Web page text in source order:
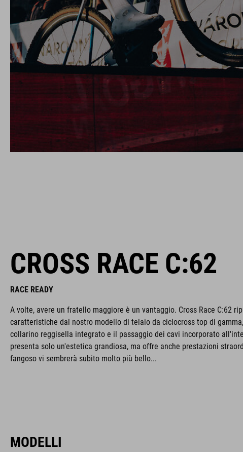
CROSS RACE C:62
RACE READY
A volte, avere un fratello maggiore è un vantaggio. Cross Race C:62
caratteristiche dal nostro modello di telaio da ciclocross top di
collarino reggisella integrato e il passaggio dei cavi incorporato
presenta solo un'estetica grandiosa, ma offre anche prestazioni
fangoso vi sembrerà subito molto più bello...
MODELLI